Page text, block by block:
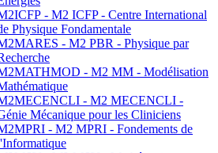
- M2 ICFP - Centre International
Physique Fondamentale
- M2 PBR - Physique par
- M2 MM - Modélisation
- M2 MECENCLI -
Mécanique pour les Cliniciens
- M2 MPRI - Fondements de